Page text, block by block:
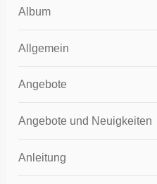
Album
Allgemein
Angebote
Angebote und Neuigkeiten
Anleitung